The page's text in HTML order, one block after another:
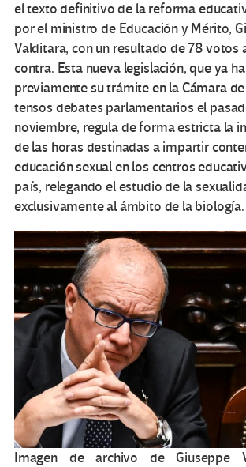
el texto definitivo de la reforma
por el ministro de Educación y Mérito,
Valditara, con un resultado de 78 votos
contra. Esta nueva legislación, que ya
previamente su trámite en la Cámara
tensos debates parlamentarios el
noviembre, regula de forma estricta la
de las horas destinadas a impartir
educación sexual en los centros
país, relegando el estudio de la
exclusivamente al ámbito de la biología.
Imagen de archivo de Giuseppe